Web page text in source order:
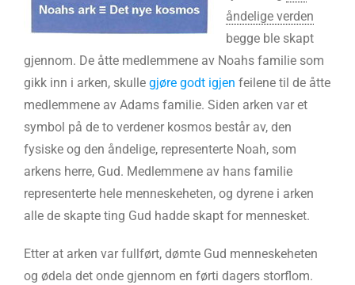
åndelige verden
begge ble skapt
gjennom. De åtte medlemmene av Noahs familie som
gikk inn i arken, skulle gjøre godt igjen feilene til de åtte
medlemmene av Adams familie. Siden arken var et
symbol på de to verdener kosmos består av, den
fysiske og den åndelige, representerte Noah, som
arkens herre, Gud. Medlemmene av hans familie
representerte hele menneskeheten, og dyrene i arken
alle de skapte ting Gud hadde skapt for mennesket.
Etter at arken var fullført, dømte Gud menneskeheten
og ødela det onde gjennom en førti dagers storflom.